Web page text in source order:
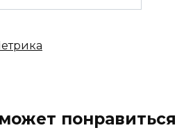
понравиться